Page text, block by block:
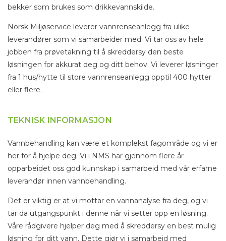
bekker som brukes som drikkevannskilde.
Norsk Miljøservice leverer vannrenseanlegg fra ulike
leverandører som vi samarbeider med. Vi tar oss av hele
jobben fra prøvetakning til å skreddersy den beste
løsningen for akkurat deg og ditt behov. Vi leverer løsninger
fra 1 hus/hytte til store vannrenseanlegg opptil 400 hytter
eller flere.
TEKNISK INFORMASJON
Vannbehandling kan være et komplekst fagområde og vi er
her for å hjelpe deg. Vi i NMS har gjennom flere år
opparbeidet oss god kunnskap i samarbeid med vår erfarne
leverandør innen vannbehandling.
Det er viktig er at vi mottar en vannanalyse fra deg, og vi
tar da utgangspunkt i denne når vi setter opp en løsning.
Våre rådgivere hjelper deg med å skreddersy en best mulig
løsning for ditt vann. Dette gjør vi i samarbeid med